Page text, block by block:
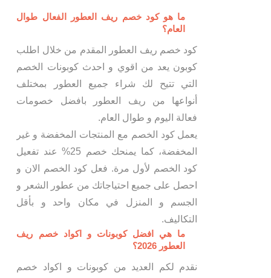
ما هو كود خصم ريف العطور الفعال طوال
العام؟
كود خصم ريف العطور المقدم من خلال اطلب
كوبون يعد من اقوي و احدث كوبونات الخصم
التي تتيح لك شراء جميع العطور بمختلف
أنواعها من ريف العطور بافضل خصومات
فعالة اليوم و طوال العام.
يعمل كود الخصم مع المنتجات المخفضة و غير
المخفضة، كما يمنحك خصم 25% عند تفعيل
كود الخصم لأول مرة. فعل كود الخصم الان و
احصل على جميع احتياجاتك من عطور الشعر و
الجسم و المنزل في مكان واحد و بأقل
التكاليف.
ما هي افضل كوبونات و اكواد خصم ريف
العطور 2026؟
نقدم لكم العديد من كوبونات و اكواد خصم